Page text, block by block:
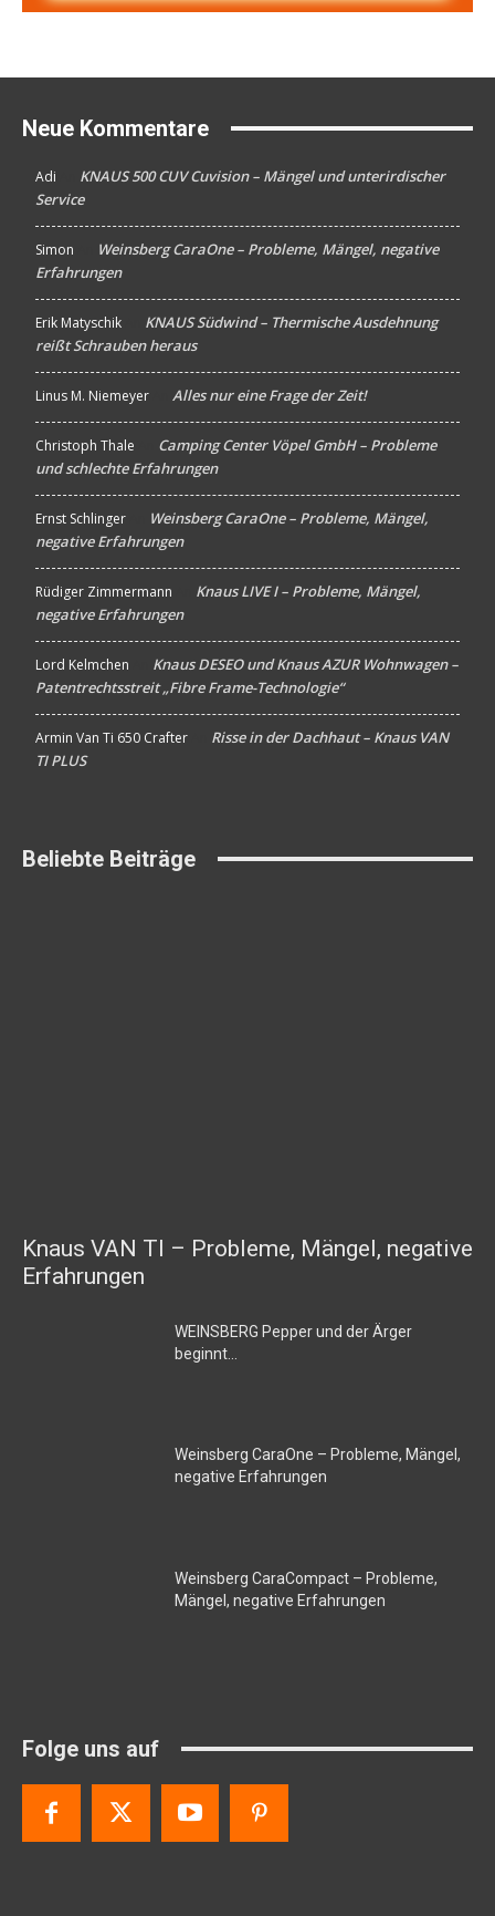
Neue Kommentare
Adi
KNAUS 500 CUV Cuvision – Mängel und unterirdischer
Service
Simon
Weinsberg CaraOne – Probleme, Mängel, negative
Erfahrungen
Erik Matyschik
KNAUS Südwind – Thermische Ausdehnung
reißt Schrauben heraus
Linus M. Niemeyer Alles nur eine Frage der Zeit!
Christoph Thale
Camping Center Vöpel GmbH – Probleme
und schlechte Erfahrungen
Ernst Schlinger
Weinsberg CaraOne – Probleme, Mängel,
negative Erfahrungen
Rüdiger Zimmermann
Knaus LIVE I – Probleme, Mängel,
negative Erfahrungen
Lord Kelmchen
Knaus DESEO und Knaus AZUR Wohnwagen –
Patentrechtsstreit „Fibre Frame-Technologie“
Armin Van Ti 650 Crafter
Risse in der Dachhaut – Knaus VAN
TI PLUS
Beliebte Beiträge
Knaus VAN TI – Probleme, Mängel, negative
Erfahrungen
WEINSBERG Pepper und der Ärger
beginnt…
Weinsberg CaraOne – Probleme, Mängel,
negative Erfahrungen
Weinsberg CaraCompact – Probleme,
Mängel, negative Erfahrungen
Folge uns auf